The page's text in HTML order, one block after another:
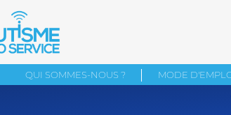
QUI SOMMES-NOUS ? MODE